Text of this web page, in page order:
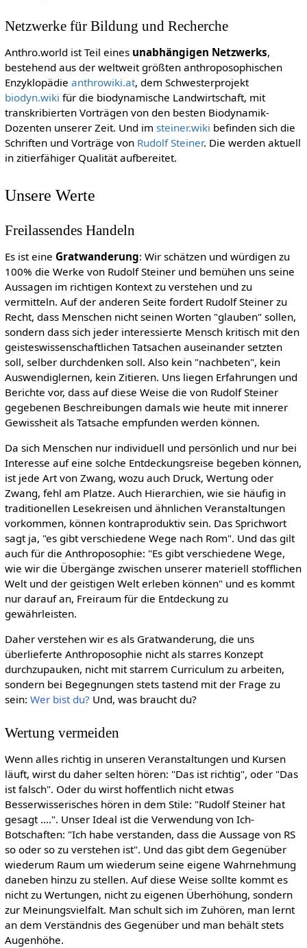
Netzwerke für Bildung und Recherche
Anthro.world ist Teil eines unabhängigen Netzwerks,
bestehend aus der weltweit größten anthroposophischen
Enzyklopädie anthrowiki.at, dem Schwesterprojekt
biodyn.wiki für die biodynamische Landwirtschaft, mit
transkribierten Vorträgen von den besten Biodynamik-
Dozenten unserer Zeit. Und im steiner.wiki befinden sich die
Schriften und Vorträge von Rudolf Steiner. Die werden aktuell
in zitierfähiger Qualität aufbereitet.
Unsere Werte
Freilassendes Handeln
Es ist eine Gratwanderung: Wir schätzen und würdigen zu
100% die Werke von Rudolf Steiner und bemühen uns seine
Aussagen im richtigen Kontext zu verstehen und zu
vermitteln. Auf der anderen Seite fordert Rudolf Steiner zu
Recht, dass Menschen nicht seinen Worten "glauben" sollen,
sondern dass sich jeder interessierte Mensch kritisch mit den
geisteswissenschaftlichen Tatsachen auseinander setzten
soll, selber durchdenken soll. Also kein "nachbeten", kein
Auswendiglernen, kein Zitieren. Uns liegen Erfahrungen und
Berichte vor, dass auf diese Weise die von Rudolf Steiner
gegebenen Beschreibungen damals wie heute mit innerer
Gewissheit als Tatsache empfunden werden können.
Da sich Menschen nur individuell und persönlich und nur bei
Interesse auf eine solche Entdeckungsreise begeben können,
ist jede Art von Zwang, wozu auch Druck, Wertung oder
Zwang, fehl am Platze. Auch Hierarchien, wie sie häufig in
traditionellen Lesekreisen und ähnlichen Veranstaltungen
vorkommen, können kontraproduktiv sein. Das Sprichwort
sagt ja, "es gibt verschiedene Wege nach Rom". Und das gilt
auch für die Anthroposophie: "Es gibt verschiedene Wege,
wie wir die Übergänge zwischen unserer materiell stofflichen
Welt und der geistigen Welt erleben können" und es kommt
nur darauf an, Freiraum für die Entdeckung zu
gewährleisten.
Daher verstehen wir es als Gratwanderung, die uns
überlieferte Anthroposophie nicht als starres Konzept
durchzupauken, nicht mit starrem Curriculum zu arbeiten,
sondern bei Begegnungen stets tastend mit der Frage zu
sein: Wer bist du?Und, was braucht du?
Wertung vermeiden
Wenn alles richtig in unseren Veranstaltungen und Kursen
läuft, wirst du daher selten hören: "Das ist richtig", oder "Das
ist falsch". Oder du wirst hoffentlich nicht etwas
Besserwisserisches hören in dem Stile: "Rudolf Steiner hat
gesagt ....". Unser Ideal ist die Verwendung von Ich-
Botschaften: "Ich habe verstanden, dass die Aussage von RS
so oder so zu verstehen ist". Und das gibt dem Gegenüber
wiederum Raum um wiederum seine eigene Wahrnehmung
daneben hinzu zu stellen. Auf diese Weise sollte kommt es
nicht zu Wertungen, nicht zu eigenen Überhöhung, sondern
zur Meinungsvielfalt. Man schult sich im Zuhören, man lernt
an dem Verständnis des Gegenüber und man behält stets
Augenhöhe.